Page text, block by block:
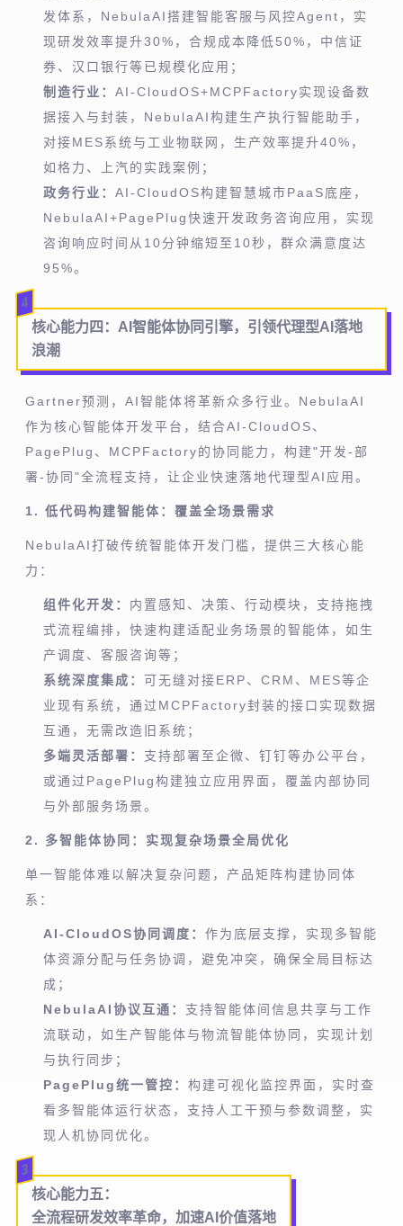
发体系，NebulaAI搭建智能客服与风控Agent，实
现研发效率提升30%，合规成本降低50%，中信证
券、汉口银行等已规模化应用；
制造行业： AI-CloudOS+MCPFactory实现设备数
据接入与封装，NebulaAI构建生产执行智能助手，
对接MES系统与工业物联网，生产效率提升40%，
如格力、上汽的实践案例；
政务行业： AI-CloudOS构建智慧城市PaaS底座，
NebulaAI+PagePlug快速开发政务咨询应用，实现
咨询响应时间从10分钟缩短至10秒，群众满意度达
95%。
4
核心能力四： AI智能体协同引擎，引领代理型AI落地
浪潮
Gartner预测，AI智能体将革新众多行业。NebulaAI
作为核心智能体开发平台，结合AI-CloudOS、
PagePlug、MCPFactory的协同能力，构建"开发-部
署-协同"全流程支持，让企业快速落地代理型AI应用。
1. 低代码构建智能体：覆盖全场景需求
NebulaAI打破传统智能体开发门槛，提供三大核心能
力：
组件化开发： 内置感知、决策、行动模块，支持拖拽
式流程编排，快速构建适配业务场景的智能体，如生
产调度、客服咨询等；
系统深度集成： 可无缝对接ERP、CRM、MES等企
业现有系统，通过MCPFactory封装的接口实现数据
互通，无需改造旧系统；
多端灵活部署： 支持部署至企微、钉钉等办公平台，
或通过PagePlug构建独立应用界面，覆盖内部协同
与外部服务场景。
2. 多智能体协同：实现复杂场景全局优化
单一智能体难以解决复杂问题，产品矩阵构建协同体
系：
AI-CloudOS协同调度： 作为底层支撑，实现多智能
体资源分配与任务协调，避免冲突，确保全局目标达
成；
NebulaAI协议互通： 支持智能体间信息共享与工作
流联动，如生产智能体与物流智能体协同，实现计划
与执行同步；
PagePlug统一管控： 构建可视化监控界面，实时查
看多智能体运行状态，支持人工干预与参数调整，实
现人机协同优化。
3
核心能力五：
全流程研发效率革命，加速AI价值落地